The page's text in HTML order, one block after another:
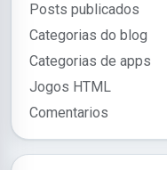
Posts publicados
Categorias do blog
Categorias de apps
Jogos HTML
Comentarios